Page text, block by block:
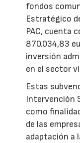
fondos
Estratégico
PAC, cuenta
870.034,83
inversión
en el sector
Estas
Intervención
como
de las
adaptación a